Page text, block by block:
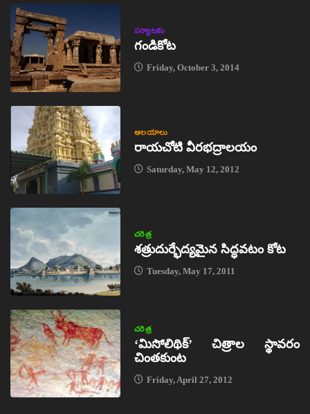
పర్యాటకం
గండికోట
Friday, October 3, 2014
ఆలయాలు
రాయచోటి వీరభద్రాలయం
Saturday, May 12, 2012
చరిత్ర
శత్రుదుర్భేద్యమైన సిద్ధవటం కోట
Tuesday, May 17, 2011
చరిత్ర
‘మిసోలిథిక్‌’ చిత్రాల స్థావరం
చింతకుంట
Friday, April 27, 2012